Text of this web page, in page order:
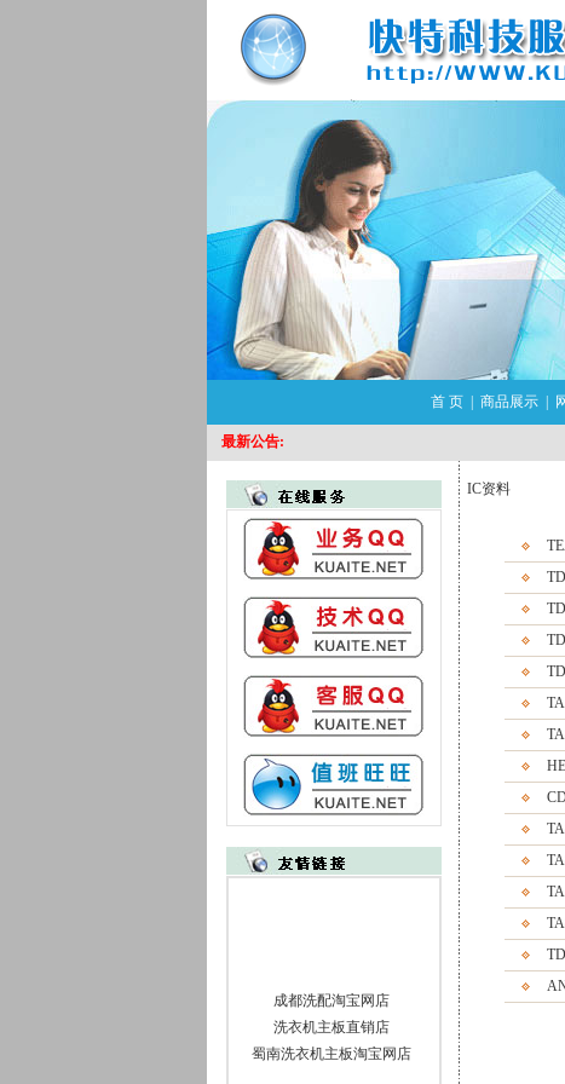
首 页 商品展示
最新公告:
成都洗配淘宝网店
洗衣机主板直销店
蜀南洗衣机主板淘宝网店
IC资料